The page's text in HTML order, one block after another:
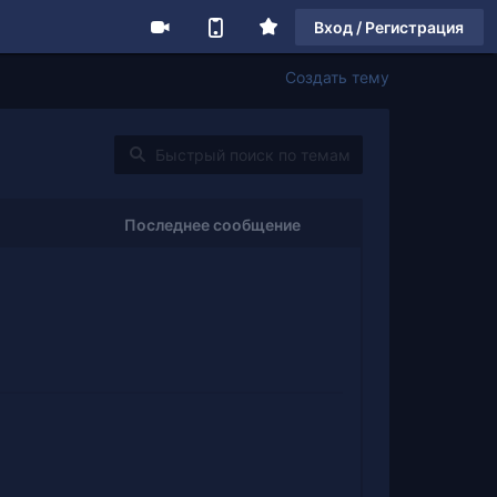
Вход / Регистрация
Создать тему
Последнее сообщение